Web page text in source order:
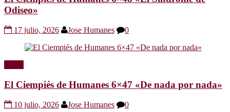
Odiseo»
17 julio, 2026 Jose Humanes 0
El Ciempiés de Humanes 6×47 «De nada por nada»
10 julio, 2026 Jose Humanes 0